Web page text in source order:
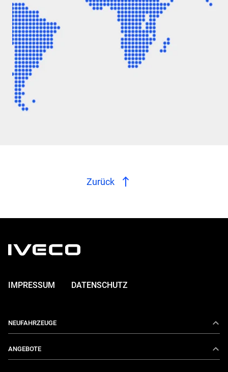
Zurück
IMPRESSUM DATENSCHUTZ
NEUFAHRZEUGE
ANGEBOTE